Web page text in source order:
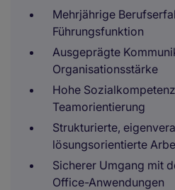
Mehrjährige
Führungsfunktion
Ausgeprägte
Organisationsstärke
Hohe
Teamorientierung
Strukturierte,
lösungsorientierte
Sicherer Umgang mit
Office-Anwendungen